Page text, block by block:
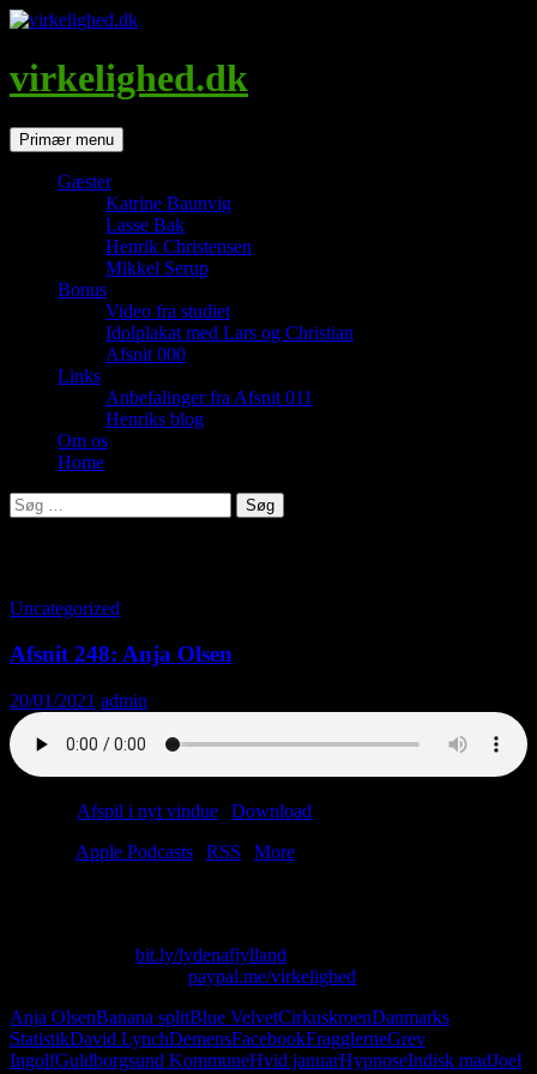
Hop
indhold
virkelighed.dk
SøgPrimær menu
Gæster
Katrine Baunvig
Lasse Bak
Henrik Christensen
Mikkel Serup
Bonus
Video fra studiet
Idolplakat med Lars og Christian
Afsnit 000
Links
Anbefalinger fra Afsnit 011
Henriks blog
Om os
Home
Søg
efter:
Uncategorized
Afsnit 248: Anja Olsen
20/01/2021 admin
Afspil i nyt vindue Download
Apple Podcasts RSS
More
bit.ly/lydenafjylland
paypal.me/virkelighed
Anja OlsenBanana splitBlue VelvetCirkuskroenDanmarks
StatistikDavid LynchDemensFacebookFragglerneGrev
IngolfGuldborgsund KommuneHvid januarHypnoseIndisk madJoel